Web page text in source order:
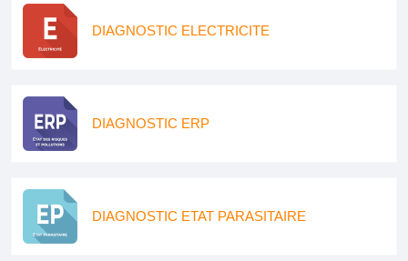
DIAGNOSTIC ELECTRICITE
DIAGNOSTIC ERP
DIAGNOSTIC ETAT PARASITAIRE